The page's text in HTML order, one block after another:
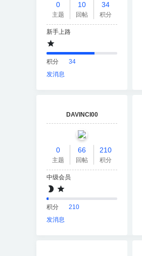
0
主题
10
回帖
34
积分
新手上路
积分
34
发消息
DAVINCI00
0
主题
66
回帖
210
积分
中级会员
积分
210
发消息